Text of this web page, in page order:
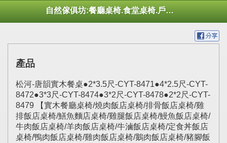
自然傢俱坊:餐廳桌椅.食堂桌椅.戶外桌椅.休閒桌椅.幼托桌椅.庭院市集陽傘
產品
松河-唐韻實木餐桌●2*3.5尺-CYT-8471●4*2.5尺-CYT-
8472●3*3尺-CYT-8474●3*2尺-CYT-8478●2*2尺-CYT-
8479 【實木餐廳桌椅/燒肉飯店桌椅/排骨飯店桌椅/雞
排飯店桌椅/鱔魚麵店桌椅/雞腿飯店桌椅/鰻魚飯店桌椅/
牛肉飯店桌椅/羊肉飯店桌椅/牛滷飯店桌椅/定食丼飯店
桌椅/鴨肉飯店桌椅/雞肉飯店桌椅/鵝肉飯店桌椅/豬腳飯